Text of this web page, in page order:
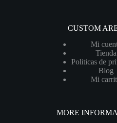
CUSTOM
Mi
Tienda
Politicas de
Blog
Mi
MORE